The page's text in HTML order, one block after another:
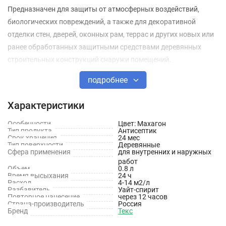
Предназначен для защиты от атмосферных воздействий,
биологических повреждений, а также для декоративной
отделки стен, дверей, оконных рам, террас и других новых или
ранее обработанных защитными средствами деревянных
строительных конструкций снаружи помещений.
Не образует сплошной пленки после нанесения первого слоя,
структуру и придать декоративный эффект.
Бесцветный состав рекомендуется использовать только
внутри открытых, хорошо проветриваемых помещений, а
также в качестве грунтовочного слоя под окраску эмалями,
масляными красками.
Не рекомендуется использовать для теплиц и для защиты уже
подробнее
Характеристики
Особенности
Цвет: Махагон
Тип продукта
Антисептик
Срок хранения
24 мес
Тип поверхности
Деревянные
Сфера применения
для внутренних и наружных
работ
Объем
0.8 л
Время высыхания
24 ч
Расход
4-14 м2/л
Разбавитель
Уайт-спирит
Повторное нанесение
через 12 часов
Страна-производитель
Россия
Бренд
Текс